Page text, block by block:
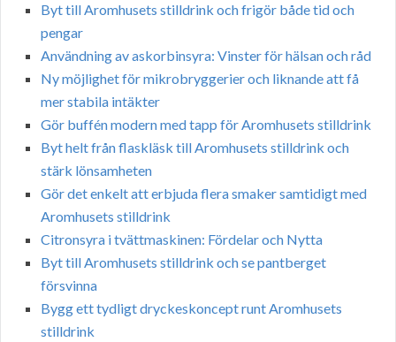
Byt till Aromhusets stilldrink och frigör både tid och
pengar
Användning av askorbinsyra: Vinster för hälsan och råd
Ny möjlighet för mikrobryggerier och liknande att få
mer stabila intäkter
Gör buffén modern med tapp för Aromhusets stilldrink
Byt helt från flaskläsk till Aromhusets stilldrink och
stärk lönsamheten
Gör det enkelt att erbjuda flera smaker samtidigt med
Aromhusets stilldrink
Citronsyra i tvättmaskinen: Fördelar och Nytta
Byt till Aromhusets stilldrink och se pantberget
försvinna
Bygg ett tydligt dryckeskoncept runt Aromhusets
stilldrink